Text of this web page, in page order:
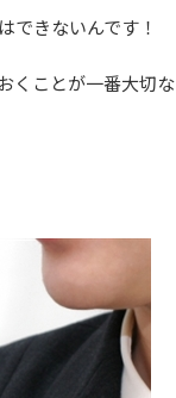
できないんです！
くことが一番大切な